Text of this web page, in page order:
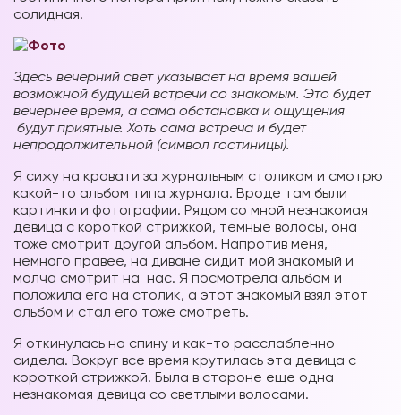
солидная.
Здесь вечерний свет указывает на время вашей
возможной будущей встречи со знакомым. Это будет
вечернее время, а сама обстановка и ощущения
будут приятные. Хоть сама встреча и будет
непродолжительной (символ гостиницы).
Я сижу на кровати за журнальным столиком и смотрю
какой-то альбом типа журнала. Вроде там были
картинки и фотографии. Рядом со мной незнакомая
девица с короткой стрижкой, темные волосы, она
тоже смотрит другой альбом. Напротив меня,
немного правее, на диване сидит мой знакомый и
молча смотрит на нас. Я посмотрела альбом и
положила его на столик, а этот знакомый взял этот
альбом и стал его тоже смотреть.
Я откинулась на спину и как-то расслабленно
сидела. Вокруг все время крутилась эта девица с
короткой стрижкой. Была в стороне еще одна
незнакомая девица со светлыми волосами.